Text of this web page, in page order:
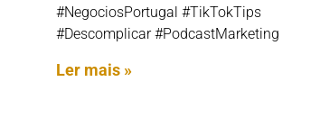
#NegociosPortugal #TikTokTips
#Descomplicar #PodcastMarketing
Ler mais »